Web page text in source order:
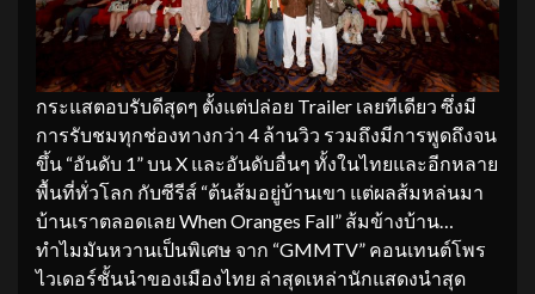
กระแสตอบรับดีสุดๆ ตั้งแต่ปล่อย Trailer เลยทีเดียว ซึ่งมี
การรับชมทุกช่องทางกว่า 4 ล้านวิว รวมถึงมีการพูดถึงจน
ขึ้น “อันดับ 1” บน X และอันดับอื่นๆ ทั้งในไทยและอีกหลาย
พื้นที่ทั่วโลก กับซีรีส์ “ต้นส้มอยู่บ้านเขา แต่ผลส้มหล่นมา
บ้านเราตลอดเลย When Oranges Fall” ส้มข้างบ้าน…
ทำไมมันหวานเป็นพิเศษ จาก “GMMTV” คอนเทนต์โพร
ไวเดอร์ชั้นนำของเมืองไทย ล่าสุดเหล่านักแสดงนำสุด